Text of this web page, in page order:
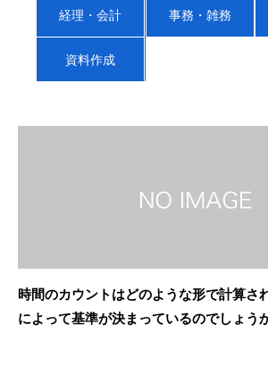
経理・会計 事務・雑務
資料作成
時間のカウントはどのような形で計算さ
によって基準が決まっているのでしょう